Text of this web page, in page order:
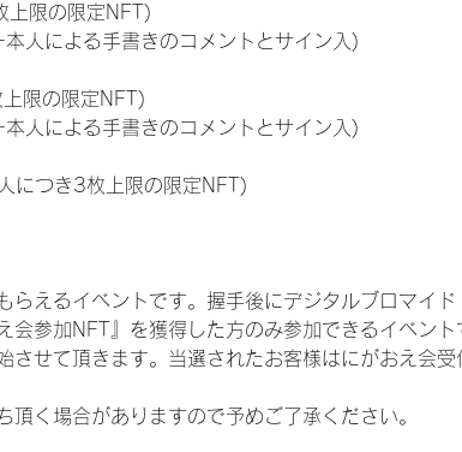
上限の限定NFT)
人による手書きのコメントとサイン入)
限の限定NFT)
人による手書きのコメントとサイン入)
につき3枚上限の限定NFT)
らえるイベントです。握手後にデジタルブロマイ
会参加NFT』を獲得した方のみ参加できるイベン
させて頂きます。当選されたお客様はにがおえ会
く場合がありますので予めご了承ください。